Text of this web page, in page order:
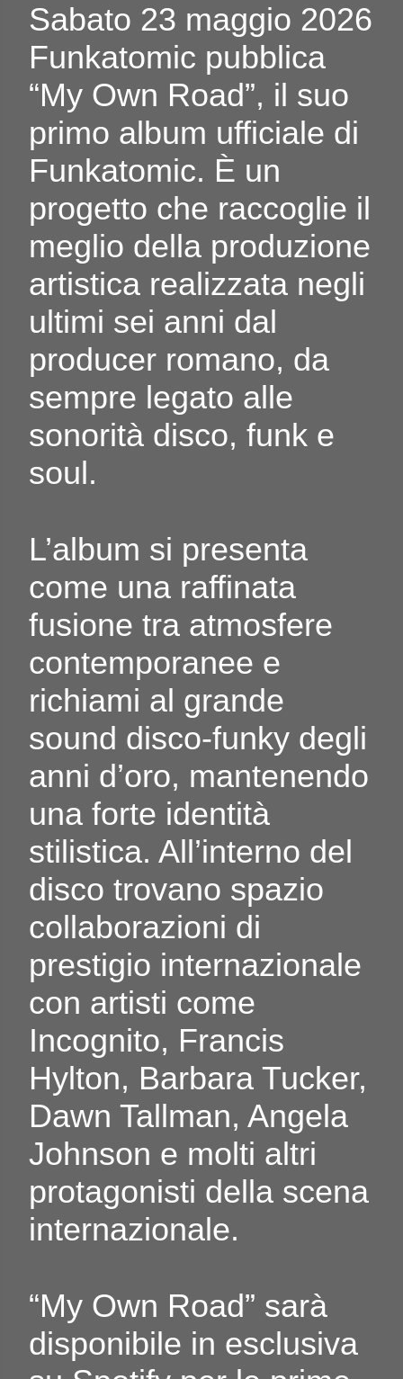
Sabato 23 maggio 2026
Funkatomic pubblica
“My Own Road”, il suo
primo album ufficiale di
Funkatomic. È un
progetto che raccoglie il
meglio della produzione
artistica realizzata negli
ultimi sei anni dal
producer romano, da
sempre legato alle
sonorità disco, funk e
soul.
L’album si presenta
come una raffinata
fusione tra atmosfere
contemporanee e
richiami al grande
sound disco-funky degli
anni d’oro, mantenendo
una forte identità
stilistica. All’interno del
disco trovano spazio
collaborazioni di
prestigio internazionale
con artisti come
Incognito, Francis
Hylton, Barbara Tucker,
Dawn Tallman, Angela
Johnson e molti altri
protagonisti della scena
internazionale.
“My Own Road” sarà
disponibile in esclusiva